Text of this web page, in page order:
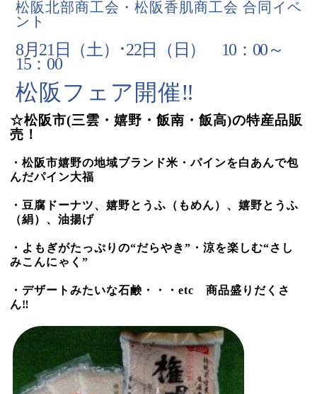
松阪北部商工会・松阪香肌商工会 合同イベ
ント
8月 21 日（土）･22日（日） 10 ： 00～
15： 00
松阪フェア開催‼
☆松阪市(三雲・嬉野・飯南・飯高)の特産品販
売！
・松阪市嬉野の地域ブランド米・パインを白あんで包
んだパイン大福
・豆腐ドーナツ、嬉野とうふ（もめん）、嬉野とうふ
（絹）、油揚げ
・よもぎがたっぷりの“だらやき”・涼を楽しむ“さし
みこんにゃく”
・デザートみたいな石鹸・・・ etc 商品盛りだくさ
ん‼